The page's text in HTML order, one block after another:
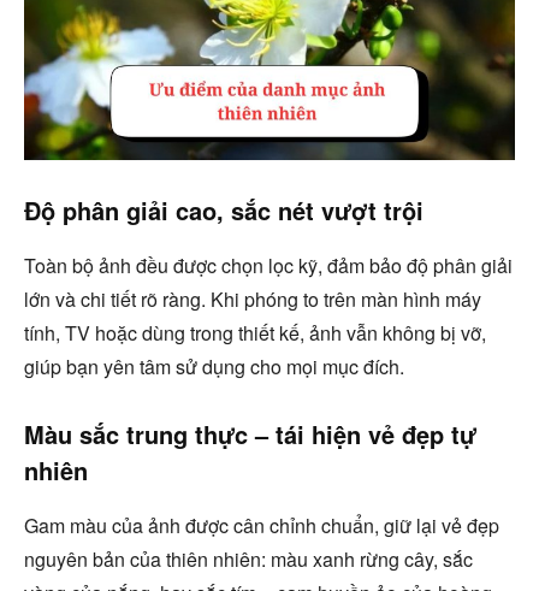
Độ phân giải cao, sắc nét vượt trội
Toàn bộ ảnh đều được chọn lọc kỹ, đảm bảo độ phân giải
lớn và chi tiết rõ ràng. Khi phóng to trên màn hình máy
tính, TV hoặc dùng trong thiết kế, ảnh vẫn không bị vỡ,
giúp bạn yên tâm sử dụng cho mọi mục đích.
Màu sắc trung thực – tái hiện vẻ đẹp tự
nhiên
Gam màu của ảnh được cân chỉnh chuẩn, giữ lại vẻ đẹp
nguyên bản của thiên nhiên: màu xanh rừng cây, sắc